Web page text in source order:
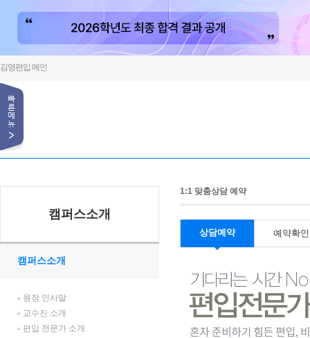
김영편입 메인
캠퍼스소개
캠퍼스소개
원장 인사말
교수진 소개
편입 전문가 소개
1:1 맞춤상담 예약
상담예약 예약확인